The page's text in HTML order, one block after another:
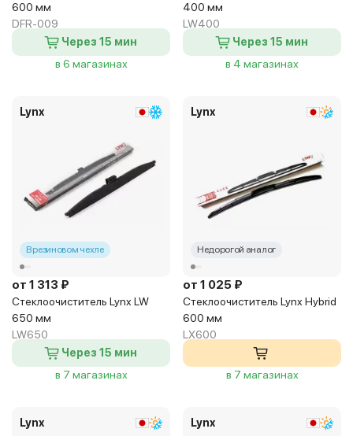
600 мм
DFR-009
Через 15 мин
в 6 магазинах
400 мм
LW400
Через 15 мин
в 4 магазинах
Lynx
В резиновом чехле
от 1 313 ₽
Стеклоочиститель Lynx LW
650 мм
LW650
Через 15 мин
в 7 магазинах
Lynx
Недорогой аналог
от 1 025 ₽
Стеклоочиститель Lynx Hybrid
600 мм
LX600
в 7 магазинах
Lynx Lynx